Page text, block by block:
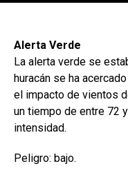
Alerta Verde
La alerta verde se
huracán se ha
el impacto de vientos
un tiempo de entre 72
intensidad.
Peligro: bajo.